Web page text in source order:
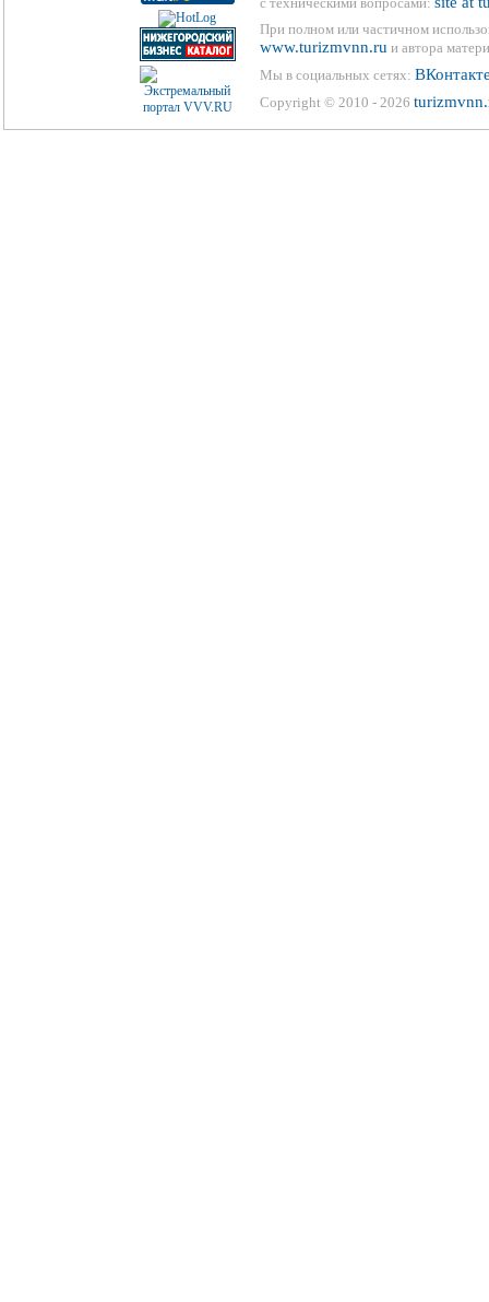
При полном или частичном
www.turizmvnn.ru и автора
Мы в социальных сетях:
Copyright © 2010 - 2026